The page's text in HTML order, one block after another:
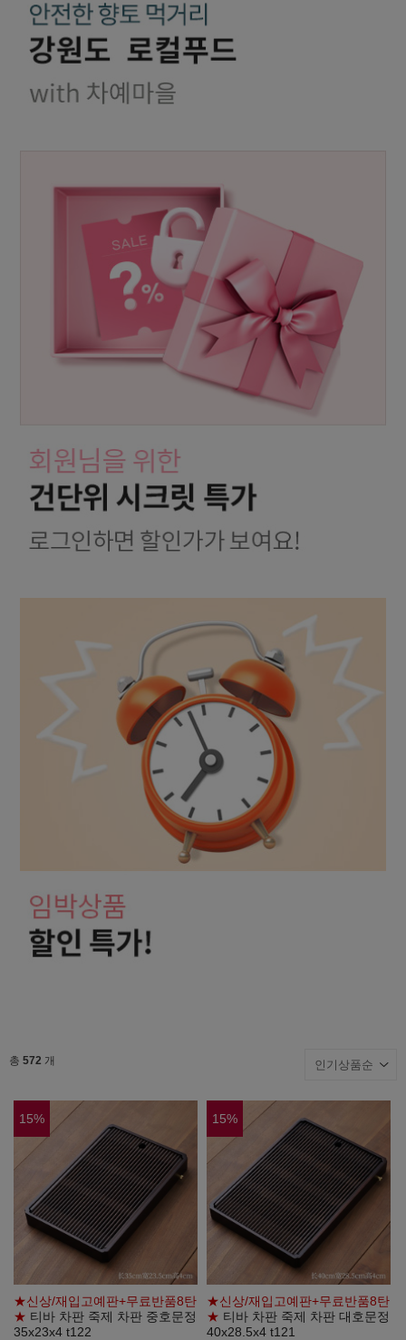
총 572 개
15%
★신상/재입고예판+무료반품8탄
★ 티바 차판 죽제 차판 중호문정
35x23x4 t122
15%
★신상/재입고예판+무료반품8탄
★ 티바 차판 죽제 차판 대호문정
40x28.5x4 t121